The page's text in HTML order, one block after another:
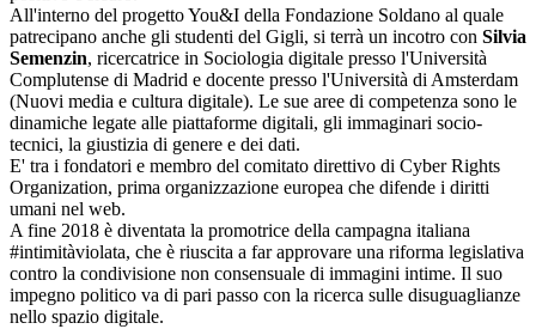
All'interno del progetto You&I della Fondazione Soldano al quale
patrecipano anche gli studenti del Gigli, si terrà un incotro con Silvia
Semenzin, ricercatrice in Sociologia digitale presso l'Università
Complutense di Madrid e docente presso l'Università di Amsterdam
(Nuovi media e cultura digitale). Le sue aree di competenza sono le
dinamiche legate alle piattaforme digitali, gli immaginari socio-
tecnici, la giustizia di genere e dei dati.
E' tra i fondatori e membro del comitato direttivo di Cyber Rights
Organization, prima organizzazione europea che difende i diritti
umani nel web.
A fine 2018 è diventata la promotrice della campagna italiana
#intimitàviolata, che è riuscita a far approvare una riforma legislativa
contro la condivisione non consensuale di immagini intime. Il suo
impegno politico va di pari passo con la ricerca sulle disuguaglianze
nello spazio digitale.